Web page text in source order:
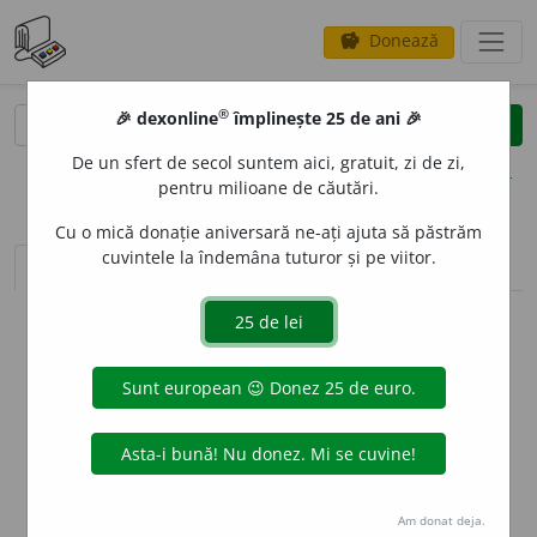
savings Donează
clear
opțiuni
sinteza definițiilor (1) definiții (16) declinări
info
Aceste definiții sunt compilate de
echipa dexonline. Definițiile
originale se află pe filadefiniții.
preferințe
🎉 dexonline® împlinește 25 de ani 🎉
De un sfert de secol suntem aici, gratuit, zi de zi,
pentru milioane de căutări.
Cu o mică donație aniversară ne-ați ajuta să păstrăm
cuvintele la îndemâna tuturor și pe viitor.
Am donat deja.